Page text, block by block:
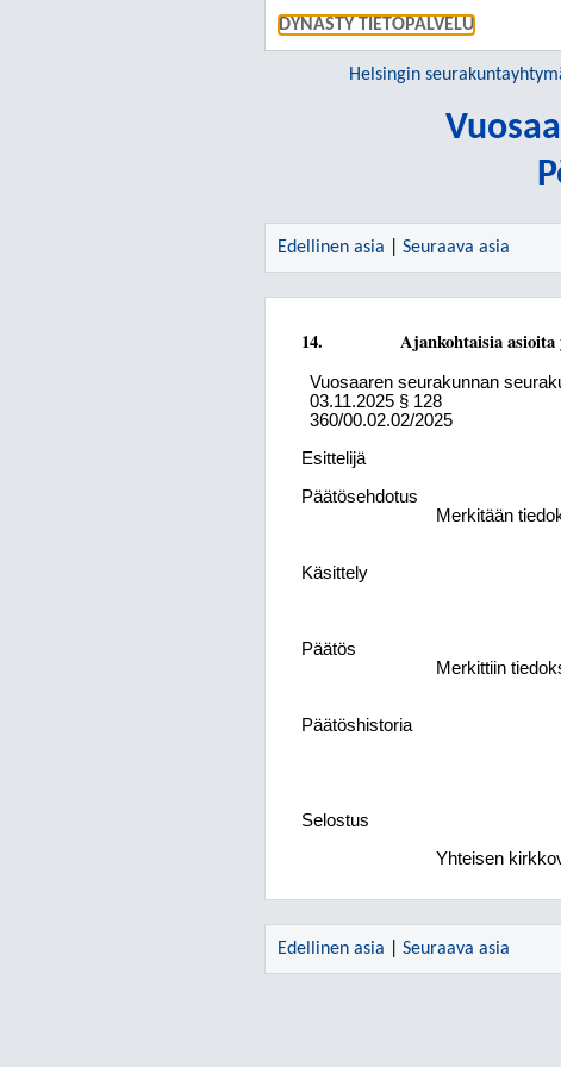
DYNASTY TIETOPALVELU
Helsingin
Edellinen asia Seuraava asia
14. Ajankohtaisia
Vuosaaren seurakunnan
03.11.2025 § 128
360/00.02.02/2025
Esittelijä
Päätösehdotus
Merkitään
Käsittely
Päätös
Merkittiin
Päätöshistoria
Selostus
Yhteisen
Edellinen asia Seuraava asia